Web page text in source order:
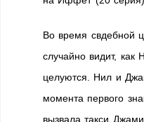
Во время свдебной
случайно видит,
целуются. Нил и
момента первого
вызвала такси